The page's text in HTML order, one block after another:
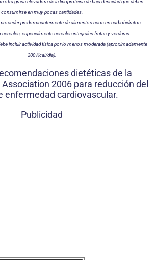
otra grasa elevadora de la lipoproteína de baja densidad que deben
consumirse en muy pocas cantidades.
predominantemente de alimentos ricos en carbohidratos
especialmentecereales integrales frutas y verduras.
incluir actividad física por lo menos moderada (aproximadamente
200 Kcal/día).
dietéticas de la
2006 para reducción del
enfermedad cardiovascular.
Publicidad